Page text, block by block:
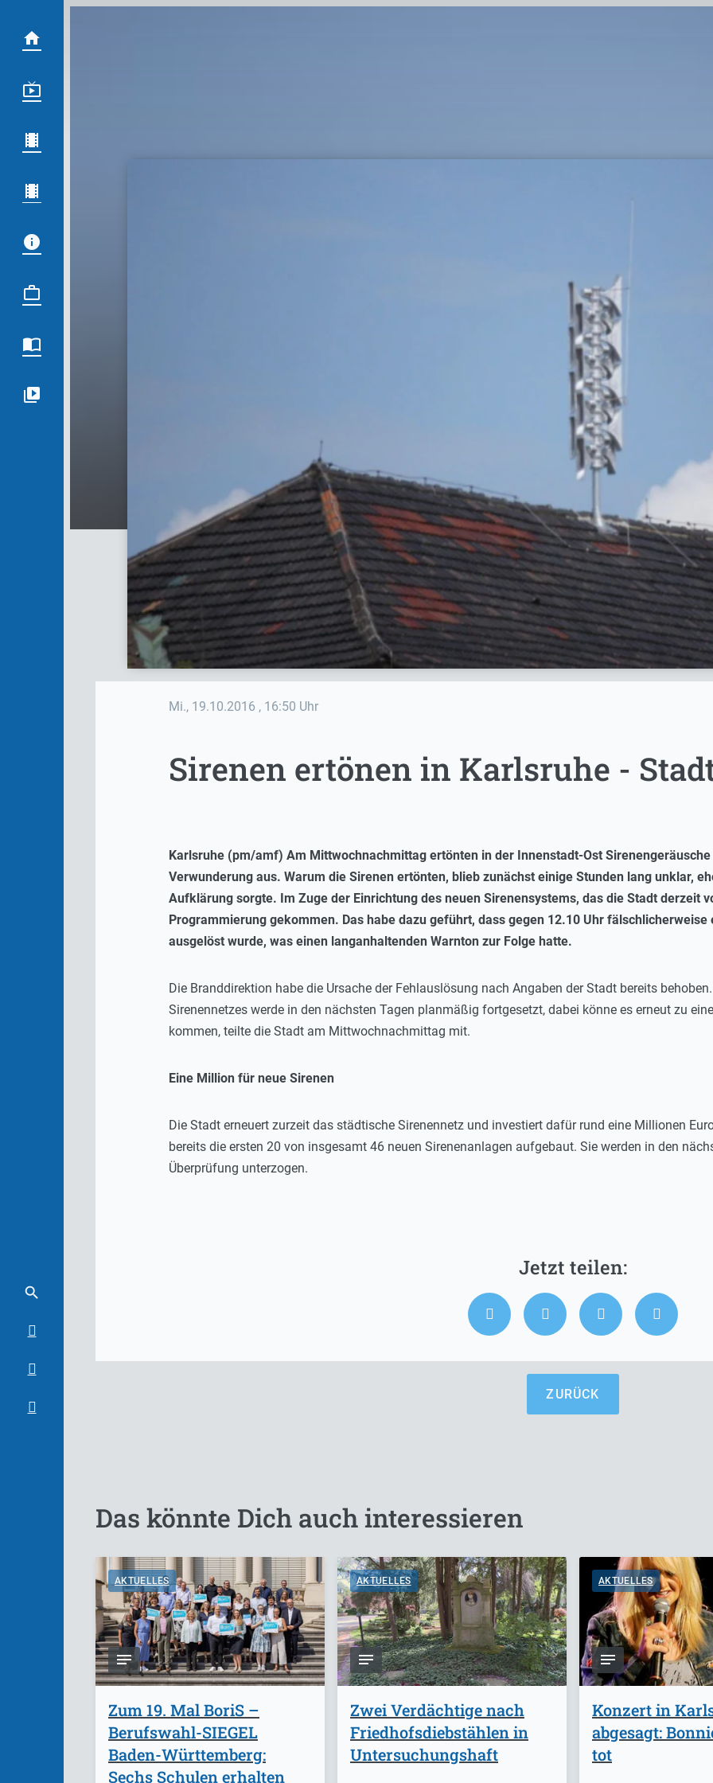
Mi., 19.10.2016 , 16:50 Uhr
Sirenen ertönen in Karlsruhe -
Karlsruhe (pm/amf) Am Mittwochnachmittag ertönten in der Innenstadt-Ost
Verwunderung aus. Warum die Sirenen ertönten, blieb zunächst einige Stunden lang unklar,
Aufklärung sorgte. Im Zuge der Einrichtung des neuen Sirenensystems, das die Stadt derzeit
Programmierung gekommen. Das habe dazu geführt, dass gegen 12.10 Uhr
ausgelöst wurde, was einen langanhaltenden Warnton zur Folge hatte.
Die Branddirektion habe die Ursache der Fehlauslösung nach Angaben der Stadt bereits
Sirenennetzes werde in den nächsten Tagen planmäßig fortgesetzt, dabei könne es erneut zu
kommen, teilte die Stadt am Mittwochnachmittag mit.
Eine Million für neue Sirenen
Die Stadt erneuert zurzeit das städtische Sirenennetz und investiert dafür rund eine Millionen
bereits die ersten 20 von insgesamt 46 neuen Sirenenanlagen aufgebaut. Sie werden in den
Überprüfung unterzogen.
ZURÜCK
Das könnte Dich auch interessieren
AKTUELLES
Zum 19. Mal BoriS –
Berufswahl-SIEGEL
Baden-Württemberg:
Sechs Schulen erhalten
AKTUELLES
Zwei Verdächtige nach
Friedhofsdiebstählen in
Untersuchungshaft
AKTUELLES
Konzert in
abgesagt:
tot